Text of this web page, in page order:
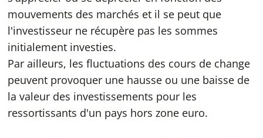
mouvements des marchés et il se peut que
l'investisseur ne récupère pas les sommes
initialement investies.
Par ailleurs, les fluctuations des cours de change
peuvent provoquer une hausse ou une baisse de
la valeur des investissements pour les
ressortissants d'un pays hors zone euro.